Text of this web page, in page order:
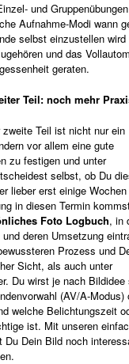
und
Aufnahme-Modi wann
selbst einzustellen
und das
geraten.
Teil: noch mehr
zweite Teil ist nicht nur ein
vor allem eine gute
zu festigen und unter
selbst, ob Du
lieber erst einige Wochen
in diesen Termin
Foto Logbuch, in
deren Umsetzung
Prozess und
Sicht, als auch unter
Du wirst je nach Bildidee
(AV/A-Modus)
welche Belichtungszeit
ist. Mit unseren
Dein Bild noch